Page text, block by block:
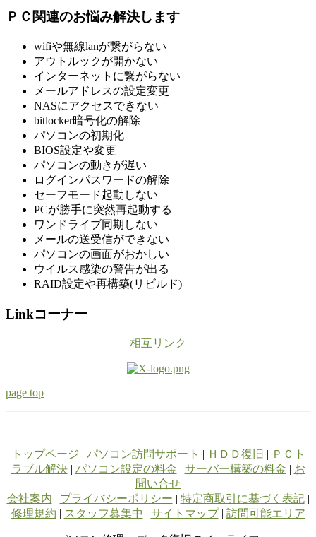
ＰＣ関連のお悩み解決します
wifiや無線lanが繋がらない
アウトルックが開かない
インターネットに繋がらない
メールアドレスの設定変更
NASにアクセスできない
bitlocker暗号化の解除
パソコンの初期化
BIOS設定や変更
パソコンの動きが遅い
ログインパスワードの解除
セーフモード起動しない
PCが勝手に突然再起動する
ワンドライブ同期しない
メールの送受信ができない
パソコンの画面がおかしい
ウイルス感染の警告が出る
RAID設定や再構築(リビルド)
Linkコーナー
相互リンク
page top
トップページ | パソコン訪問サポート | ＨＤＤ復旧 | ＰＣト
ラブル解決| パソコン設定の料金 | サーバー構築の料金 | お
問い合せ
会社案内 | プライバシーポリシー | 特定商取引に基づく表記|
修理規約 | スタッフ募集中 | サイトマップ| 訪問可能エリア